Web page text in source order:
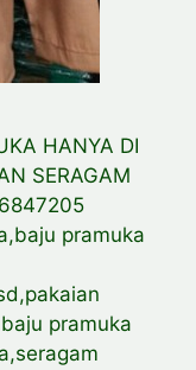
HANYA DI
SERAGAM
pramuka
pramuka